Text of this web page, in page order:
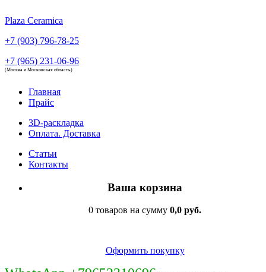
Plaza Ceramica
+7 (903) 796-78-25
+7 (965) 231-06-96
(Москва и Московская область)
Главная
Прайс
3D-раскладка
Оплата. Доставка
Статьи
Контакты
Ваша корзина
0 товаров на сумму 0,0 руб.
Оформить покупку